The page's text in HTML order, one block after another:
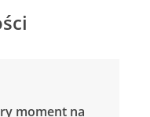
moment na